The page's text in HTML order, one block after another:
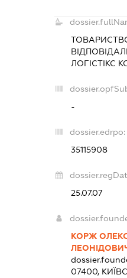
ЛОГІСТІКС
-
dossier.edrpo:
35115908
25.07.07
КОРЖ
07400,